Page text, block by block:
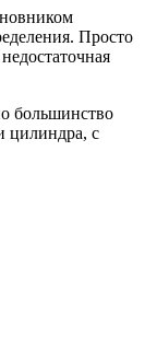
Просто
большинство
цилиндра, с